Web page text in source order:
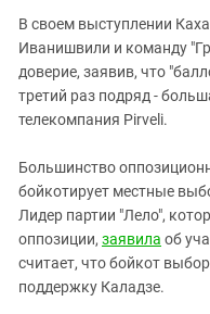
В своем выступлении
Иванишвили и команду
доверие, заявив, что
третий раз подряд -
телекомпания Pirveli.
Большинство
бойкотирует местные
Лидер партии "Лело",
оппозиции, заявила об
считает, что бойкот
поддержку Каладзе.